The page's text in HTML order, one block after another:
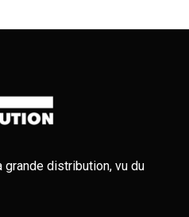
distribution, vu du